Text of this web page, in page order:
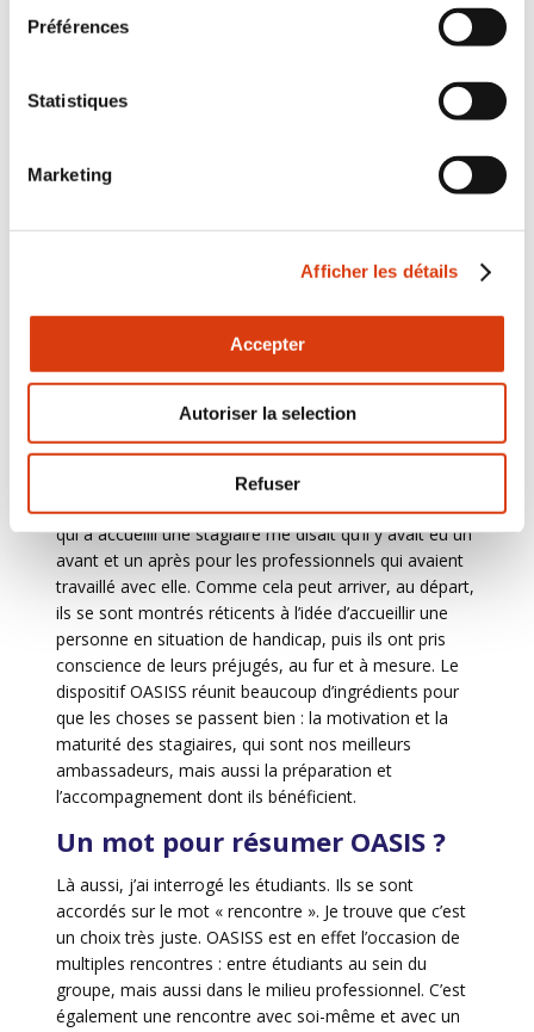
Préférences
Statistiques
Marketing
Afficher les détails
Accepter
Autoriser la selection
Refuser
Les étudiants sont unanimes pour dire que leur trait
commun, c’est la motivation. Ce sont des personnes
qui ont une expérience de la vie et une maturité
professionnelle, même s’il y en a aussi de plus jeunes.
Ils savent pourquoi ils sont là et ce qu’ils viennent
situation de handicap, mais ce n’est pas forcément un
fait l’expérience de la vulnérabilité et ils connaissent
leurs limites. À mes yeux, c’est un vrai atout, surtout
pour un travailleur social.
Quels sont les retours des
employeurs sur ce dispositif ?
La responsable RH d’une grande association nationale
qui a accueilli une stagiaire me disait qu’il y avait eu un
avant et un après pour les professionnels qui avaient
travaillé avec elle. Comme cela peut arriver, au départ,
ils se sont montrés réticents à l’idée d’accueillir une
personne en situation de handicap, puis ils ont pris
conscience de leurs préjugés, au fur et à mesure. Le
dispositif OASISS réunit beaucoup d’ingrédients pour
que les choses se passent bien : la motivation et la
maturité des stagiaires, qui sont nos meilleurs
ambassadeurs, mais aussi la préparation et
l’accompagnement dont ils bénéficient.
Un mot pour résumer OASIS ?
Là aussi, j’ai interrogé les étudiants. Ils se sont
accordés sur le mot « rencontre ». Je trouve que c’est
un choix très juste. OASISS est en effet l’occasion de
multiples rencontres : entre étudiants au sein du
groupe, mais aussi dans le milieu professionnel. C’est
également une rencontre avec soi-même et avec un